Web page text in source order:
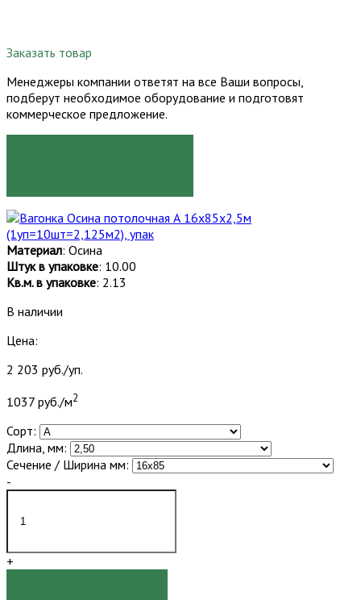
Заказать товар
Менеджеры компании ответят на все Ваши вопросы,
подберут необходимое оборудование и подготовят
коммерческое предложение.
Материал: Осина
Штук в упаковке: 10.00
Кв.м. в упаковке: 2.13
В наличии
Цена:
2 203 руб./уп.
1037 руб./м2
Сорт:
Длина, мм:
Сечение / Ширина мм:
-
+